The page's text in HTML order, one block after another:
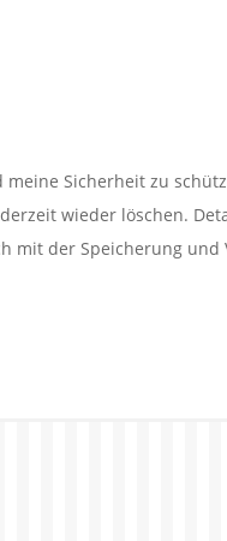
Sicherheit zu
wieder löschen.
mit der Speicherung